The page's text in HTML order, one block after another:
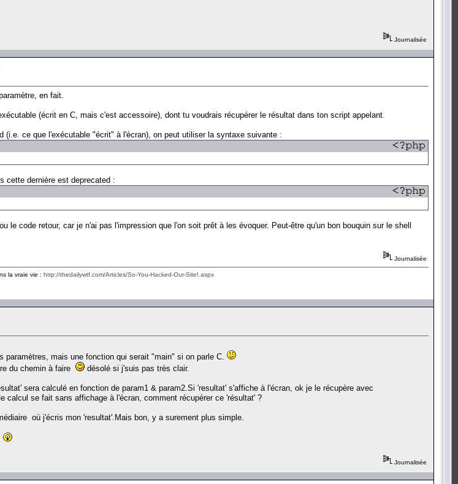
Journalisée
en fait.
(écrit en C, mais c'est accessoire), dont tu voudrais récupérer le résultat dans ton script appelant.
(i.e. ce que l'exécutable "écrit" à l'écran), on peut utiliser la syntaxe suivante :
cette dernière est deprecated :
le code retour, car je n'ai pas l'impression que l'on soit prêt à les évoquer. Peut-être qu'un bon bouquin sur le shell
Journalisée
la vraie vie : http://thedailywtf.com/Articles/So-You-Hacked-Our-Site!.aspx
mais une fonction qui serait "main" si on parle C.
du chemin à faire
désolé si j'suis pas très clair.
sera calculé en fonction de param1 & param2.Si 'resultat' s'affiche à l'écran, ok je le récupère avec
calcul se fait sans affichage à l'écran, comment récupérer ce 'résultat' ?
où j'écris mon 'resultat'.Mais bon, y a surement plus simple.
Journalisée